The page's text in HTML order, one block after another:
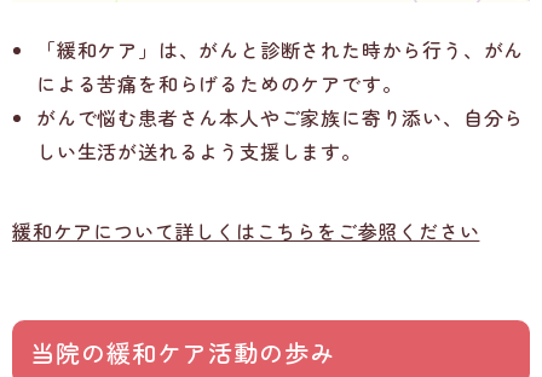
「緩和ケア」は、がんと診断された時から行う、がん
による苦痛を和らげるためのケアです。
がんで悩む患者さん本人やご家族に寄り添い、自分ら
しい生活が送れるよう支援します。
緩和ケアについて詳しくはこちらをご参照ください
当院の緩和ケア活動の歩み